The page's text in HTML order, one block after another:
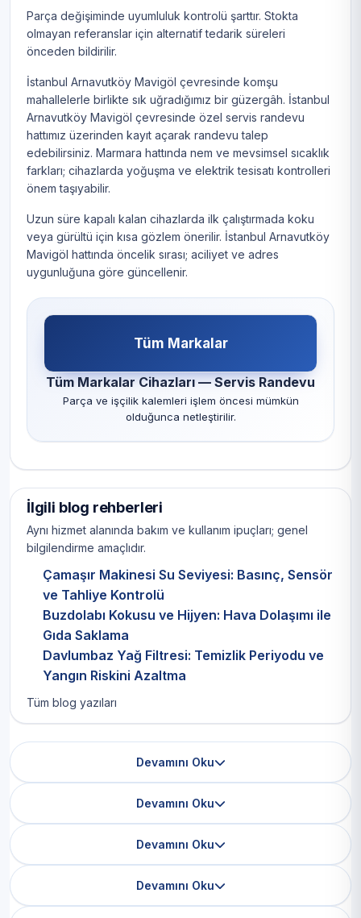
Parça değişiminde uyumluluk kontrolü şarttır. Stokta
olmayan referanslar için alternatif tedarik süreleri
önceden bildirilir.
İstanbul Arnavutköy Mavigöl çevresinde komşu
mahallelerle birlikte sık uğradığımız bir güzergâh. İstanbul
Arnavutköy Mavigöl çevresinde özel servis randevu
hattımız üzerinden kayıt açarak randevu talep
edebilirsiniz. Marmara hattında nem ve mevsimsel sıcaklık
farkları; cihazlarda yoğuşma ve elektrik tesisatı kontrolleri
önem taşıyabilir.
Uzun süre kapalı kalan cihazlarda ilk çalıştırmada koku
veya gürültü için kısa gözlem önerilir. İstanbul Arnavutköy
Mavigöl hattında öncelik sırası; aciliyet ve adres
uygunluğuna göre güncellenir.
Tüm Markalar
Tüm Markalar Cihazları — Servis Randevu
Parça ve işçilik kalemleri işlem öncesi mümkün
olduğunca netleştirilir.
İlgili blog rehberleri
Aynı hizmet alanında bakım ve kullanım ipuçları; genel
bilgilendirme amaçlıdır.
Çamaşır Makinesi Su Seviyesi: Basınç, Sensör
ve Tahliye Kontrolü
Buzdolabı Kokusu ve Hijyen: Hava Dolaşımı ile
Gıda Saklama
Davlumbaz Yağ Filtresi: Temizlik Periyodu ve
Yangın Riskini Azaltma
Tüm blog yazıları
Devamını Oku
Devamını Oku
Devamını Oku
Devamını Oku